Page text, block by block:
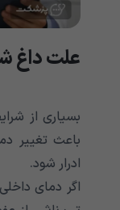
علت داغ
بسیاری از
باعث تغییر
ادرار شود.
اگر دمای